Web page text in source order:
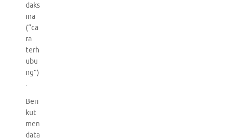
daks
ina
(“ca
ra
terh
ubu
ng”)
.
Beri
kut
men
data